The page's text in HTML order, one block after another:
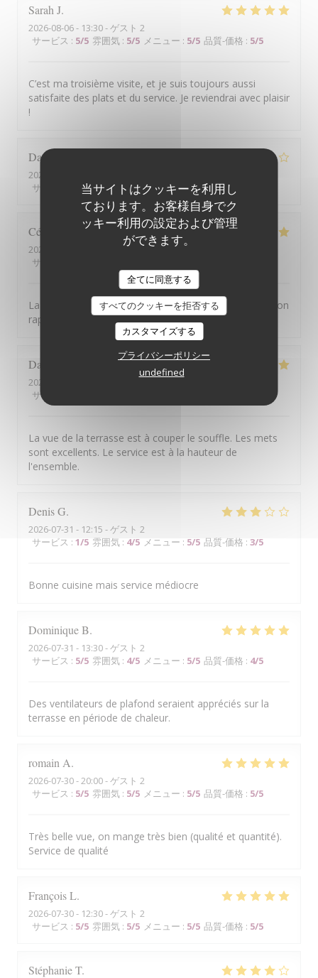
当サイトはクッキーを利用し
ております。お客様自身でク
ッキー利用の設定および管理
ができます。
全てに同意する
すべてのクッキーを拒否する
カスタマイズする
プライバシーポリシー
undefined
Sarah J
2026-08-06- 13:30 - ゲスト 2
サービス : 5/5 雰囲気 : 5/5 メニュー : 5/5 品質-価格 : 5/5
C’est ma troisième visite, et je suis toujours aussi
satisfaite des plats et du service. Je reviendrai avec plaisir
!
Daniel
2026-08-05
サービス
/5 雰囲気 : 4/5 メニュー:4/5 品質-価格
Cécile
2026-08-05
- 19:15 - ゲスト 2
サービス
La vue est exceptionnelle, le service est parfait. Très bon
rapport qualité prix !
David
2026-08-01
サービス
La vue de la terrasse est à couper le souffle. Les mets
sont excellents. Le service est à la hauteur de
l'ensemble.
DenisG
2026-07-31 - 12:15 - ゲスト 2
サービス : 1/5 雰囲気 : 4/5 メニュー : 5/5 品質-価格 : 3/5
Bonne cuisine mais service médiocre
DominiqueB
2026-07-31 - 13:30 - ゲスト 2
サービス : 5/5 雰囲気 : 4/5 メニュー : 5/5 品質-価格 : 4/5
Des ventilateurs de plafond seraient appréciés sur la
terrasse en période de chaleur.
romain A
2026-07-30- 20:00 - ゲスト 2
サービス : 5/5 雰囲気 : 5/5 メニュー : 5/5 品質-価格 : 5/5
Très belle vue, on mange très bien (qualité et quantité).
Service de qualité
FrançoisL
2026-07-30- 12:30 - ゲスト 2
サービス : 5/5 雰囲気 : 5/5 メニュー : 5/5 品質-価格 : 5/5
StéphanieT